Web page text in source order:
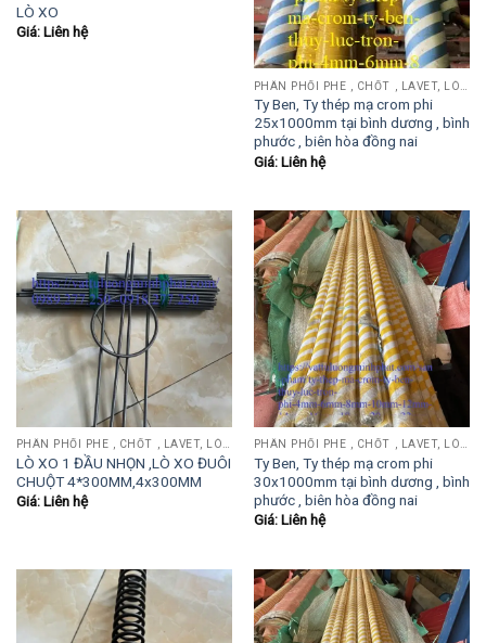
LÒ XO
Giá: Liên hệ
Ty Ben, Ty thép mạ crom phi
25x1000mm tại bình dương , bình
phước , biên hòa đồng nai
Giá: Liên hệ
PHÂN PHỐI PHE , CHỐT , LAVET, LÒ XO ĐẨY , LÒ XO KÉO, TY ĐẨY...
LÒ XO 1 ĐẦU NHỌN ,LÒ XO ĐUÔI
CHUỘT 4*300MM,4x300MM
Giá: Liên hệ
PHÂN PHỐI PHE , CHỐT , LAVET, LÒ XO ĐẨY , LÒ XO KÉO, TY ĐẨY...
Ty Ben, Ty thép mạ crom phi
30x1000mm tại bình dương , bình
phước , biên hòa đồng nai
Giá: Liên hệ